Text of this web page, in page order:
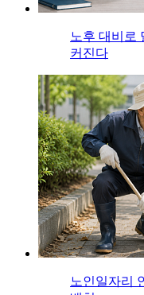
노후 대비로
커진다
노인일자리